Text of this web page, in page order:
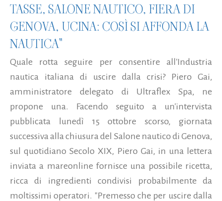
TASSE, SALONE NAUTICO, FIERA DI
GENOVA, UCINA: COSÌ SI AFFONDA LA
NAUTICA"
Quale rotta seguire per consentire all'Industria
nautica italiana di uscire dalla crisi? Piero Gai,
amministratore delegato di Ultraflex Spa, ne
propone una. Facendo seguito a un'intervista
pubblicata lunedì 15 ottobre scorso, giornata
successiva alla chiusura del Salone nautico di Genova,
sul quotidiano Secolo XIX, Piero Gai, in una lettera
inviata a mareonline fornisce una possibile ricetta,
ricca di ingredienti condivisi probabilmente da
moltissimi operatori. "Premesso che per uscire dalla